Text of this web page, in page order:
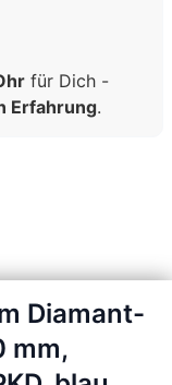
für Dich -
Erfahrung.
Diamant-
mm,